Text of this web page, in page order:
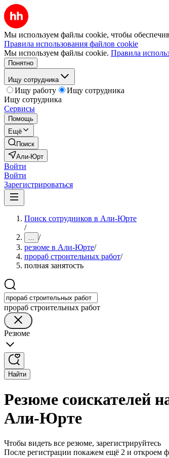
Мы используем файлы cookie, чтобы
Правила использования файлов cookie
Мы используем файлы cookie. Правила
Понятно
Ищу сотрудника
Ищу работу
Ищу сотрудника
Ищу сотрудника
Сервисы
Помощь
Ещё
Поиск
Али-Юрт
Войти
Войти
Зарегистрироваться
Поиск сотрудников в Али-Юрте
/
... /
резюме в Али-Юрте/
прораб строительных работ/
полная занятость
прораб строительных работ
Резюме
Найти
Резюме соискателей
Али-Юрте
Чтобы видеть все резюме, зарегистрируйтесь
После регистрации покажем ещё 2 и откроем